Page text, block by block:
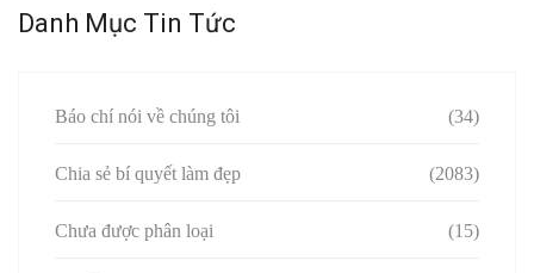
Danh Mục Tin Tức
Báo chí nói về chúng tôi (34)
Chia sẻ bí quyết làm đẹp (2083)
Chưa được phân loại (15)